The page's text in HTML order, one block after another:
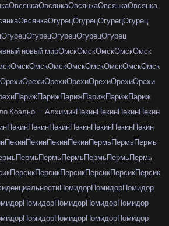
ОвсянкаОвсянкаОвсянкаОвсянкаОвсянка
ОвсянкаОгурецОгурецОгурецОгурец
ОгурецОгурецОгурецОгурецОгурец
новый мирОмскОмскОмскОмскОмск
ОмскОмскОмскОмскОмскОмскОмскОмск
ОрехиОрехиОрехиОрехиОрехиОрехиОрехи
ПарижПарижПарижПарижПарижПариж
Коэльо — АлхимикПекинПекинПекинПекин
ПекинПекинПекинПекинПекинПекинПекин
ПекинПекинПекинПекинПермьПермьПермь
ПермьПермьПермьПермьПермьПермь
ПерсикПерсикПерсикПерсикПерсикПерсик
ПомидорПомидорПомидор
ПомидорПомидорПомидорПомидор
ПомидорПомидорПомидорПомидор